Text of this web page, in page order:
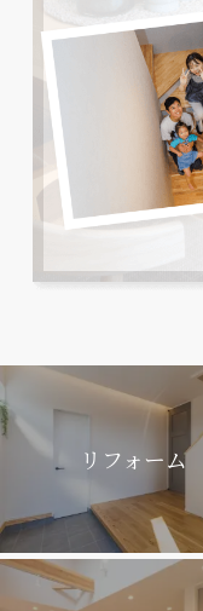
リフォーム